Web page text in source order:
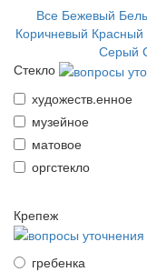
Все Бежевый
Коричневый Красный
Серый
Стекло
художеств.енное
музейное
матовое
оргстекло
Крепеж
гребенка